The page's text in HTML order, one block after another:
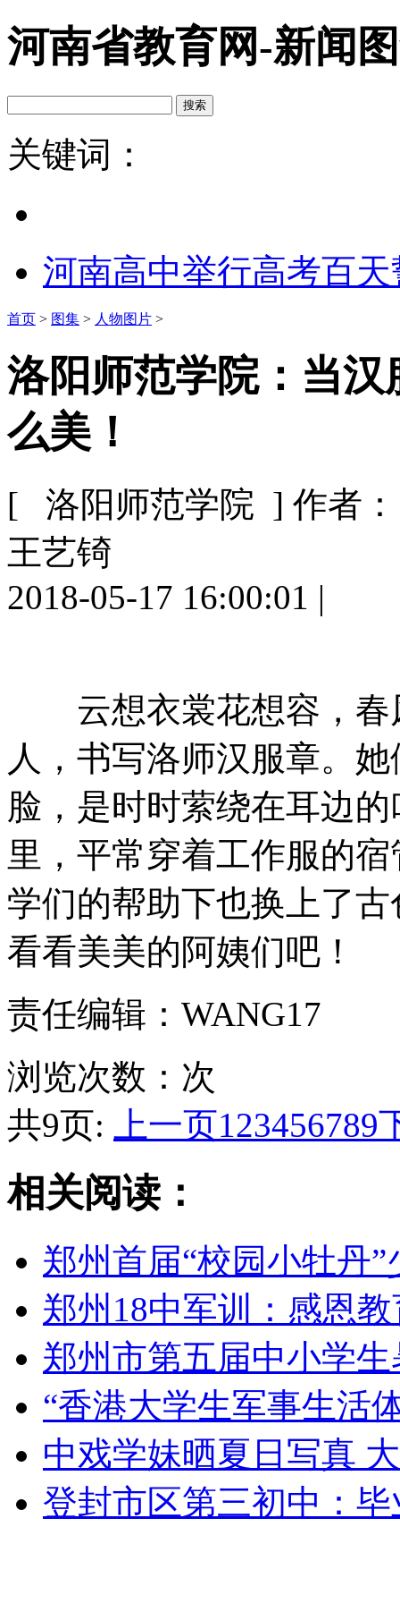
河南省教育网-新闻
关键词：
河南高中举行高考百
首页 > 图集 > 人物图片 >
洛阳师范学院：当
么美！
[ 洛阳师范学院 ] 作者：
王艺锜
2018-05-17 16:00:01 |
云想衣裳花想容，春
人，书写洛师汉服章。
脸，是时时萦绕在耳边
里，平常穿着工作服的
学们的帮助下也换上了
看看美美的阿姨们吧！
责任编辑：WANG17
浏览次数： 次
共9页:
上一页123456789
相关阅读：
郑州首届“校园小牡丹
郑州18中军训：感恩
郑州市第五届中小学
“香港大学生军事生活
中戏学妹晒夏日写真
登封市区第三初中：